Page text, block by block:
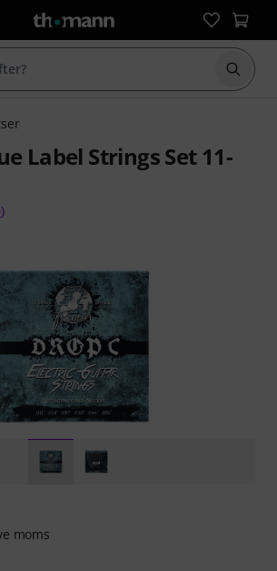
Börja
Label Strings Set 11-
av 5 stjärnor från 40 kundbetyg
)
moms